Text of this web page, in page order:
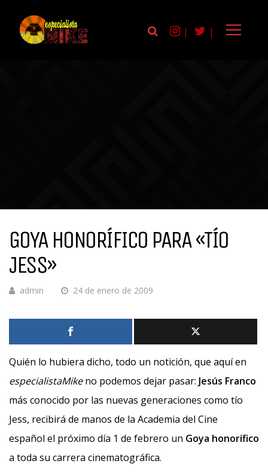
| |
GOYA HONORÍFICO PARA «TÍO
JESS»
admin 24 de enero de 2009
Quién lo hubiera dicho, todo un notición, que aquí en
especialistaMikeno podemos dejar pasar: Jesús Franco
más conocido por las nuevas generaciones como tío
Jess, recibirá de manos de la Academia del Cine
español el próximo día 1 de febrero un Goya honorífico
a toda su carrera cinematográfica.